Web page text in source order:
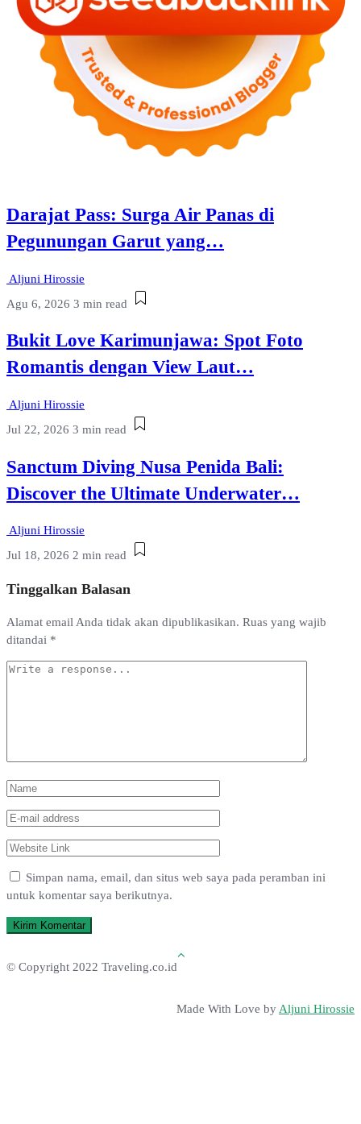
Darajat Pass: Surga Air Panas di
Pegunungan Garut yang…
Aljuni Hirossie
Agu 6, 2026 3 min read
Bukit Love Karimunjawa: Spot Foto
Romantis dengan View Laut…
Aljuni Hirossie
Jul 22, 2026 3 min read
Sanctum Diving Nusa Penida Bali:
Discover the Ultimate Underwater…
Aljuni Hirossie
Jul 18, 2026 2 min read
Tinggalkan Balasan
Alamat email Anda tidak akan dipublikasikan. Ruas yang wajib
ditandai *
Simpan nama, email, dan situs web saya pada peramban ini
untuk komentar saya berikutnya.
© Copyright 2022 Traveling.co.id
Made With Love byAljuni Hirossie